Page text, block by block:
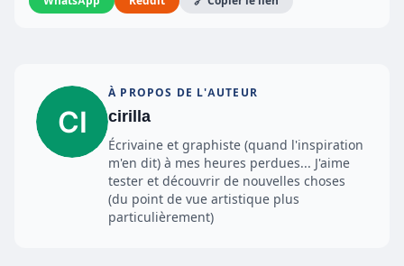
À PROPOS DE L'AUTEUR
cirilla
Écrivaine et graphiste (quand l'inspiration
m'en dit) à mes heures perdues... J'aime
tester et découvrir de nouvelles choses
(du point de vue artistique plus
particulièrement)